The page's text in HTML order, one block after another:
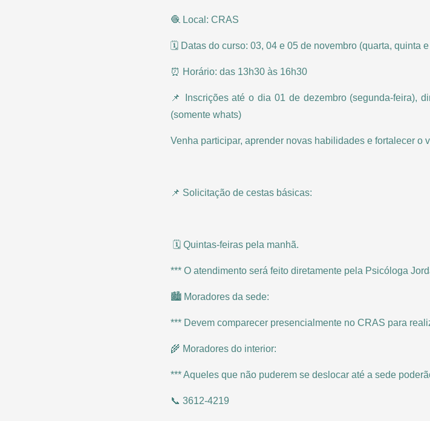
🧶 Local: CRAS
🗓️ Datas do curso: 03, 04 e 05 de novembro (quarta, quinta
⏰ Horário: das 13h30 às 16h30
📌 Inscrições até o dia 01 de dezembro (segunda-feira),
(somente whats)
Venha participar, aprender novas habilidades e fortalecer o
📌 Solicitação de cestas básicas:
🗓️ Quintas-feiras pela manhã.
*** O atendimento será feito diretamente pela Psicóloga
🏙️ Moradores da sede:
*** Devem comparecer presencialmente no CRAS para
🌾 Moradores do interior:
*** Aqueles que não puderem se deslocar até a sede
📞 3612-4219